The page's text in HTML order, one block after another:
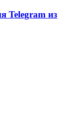
Telegram из